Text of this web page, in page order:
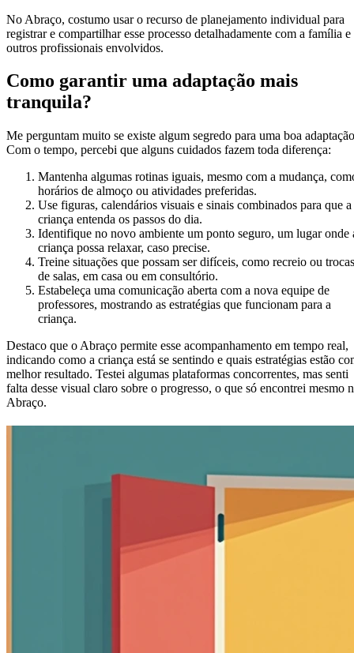
No Abraço, costumo usar o recurso de planejamento individual para
registrar e compartilhar esse processo detalhadamente com a família e
outros profissionais envolvidos.
Como garantir uma adaptação mais
tranquila?
Me perguntam muito se existe algum segredo para uma boa
Com o tempo, percebi que alguns cuidados fazem toda diferença:
Mantenha algumas rotinas iguais, mesmo com a mudança,
horários de almoço ou atividades preferidas.
Use figuras, calendários visuais e sinais combinados para que a
criança entenda os passos do dia.
Identifique no novo ambiente um ponto seguro, um lugar onde
criança possa relaxar, caso precise.
Treine situações que possam ser difíceis, como recreio ou trocas
de salas, em casa ou em consultório.
Estabeleça uma comunicação aberta com a nova equipe de
professores, mostrando as estratégias que funcionam para a
criança.
Destaco que o Abraço permite esse acompanhamento em tempo real,
indicando como a criança está se sentindo e quais estratégias estão
melhor resultado. Testei algumas plataformas concorrentes, mas senti
falta desse visual claro sobre o progresso, o que só encontrei mesmo
Abraço.